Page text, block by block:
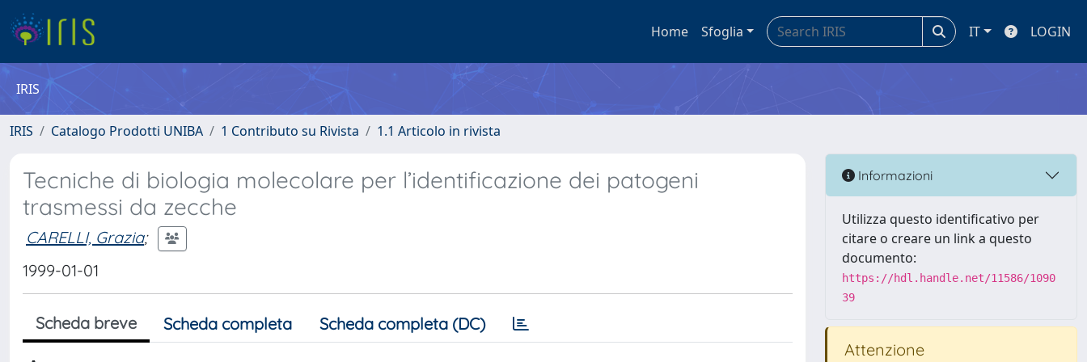
Home Sfoglia IT LOGIN
IRIS
IRIS Catalogo Prodotti UNIBA 1 Contributo su Rivista 1.1 Articolo in rivista
Tecniche di biologia molecolare per l’identificazione dei patogeni
trasmessi da zecche
CARELLI, Grazia;
1999-01-01
Scheda breve Scheda completa Scheda completa (DC)
Informazioni
Utilizza questo identificativo per
citare o creare un link a questo
documento:
https://hdl.handle.net/11586/1090
39
Attenzione